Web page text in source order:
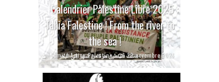
Calendrier Palestine Libre 2025 :
Tahia Falestine ! From the river to
the sea !
Comité Action Palestine 29 novembre 2024